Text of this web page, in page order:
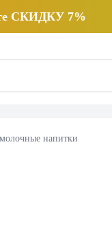
СКИДКУ 7%
напитки